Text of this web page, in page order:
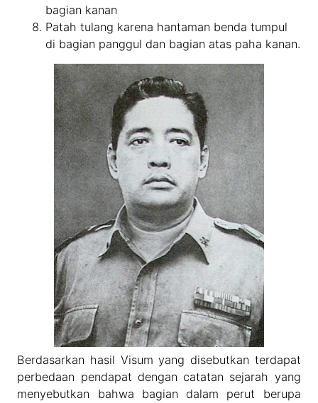
bagian kanan
Patah tulang karena hantaman benda tumpul
di bagian panggul dan bagian atas paha kanan.
Berdasarkan hasil Visum yang disebutkan terdapat
perbedaan pendapat dengan catatan sejarah yang
menyebutkan bahwa bagian dalam perut berupa